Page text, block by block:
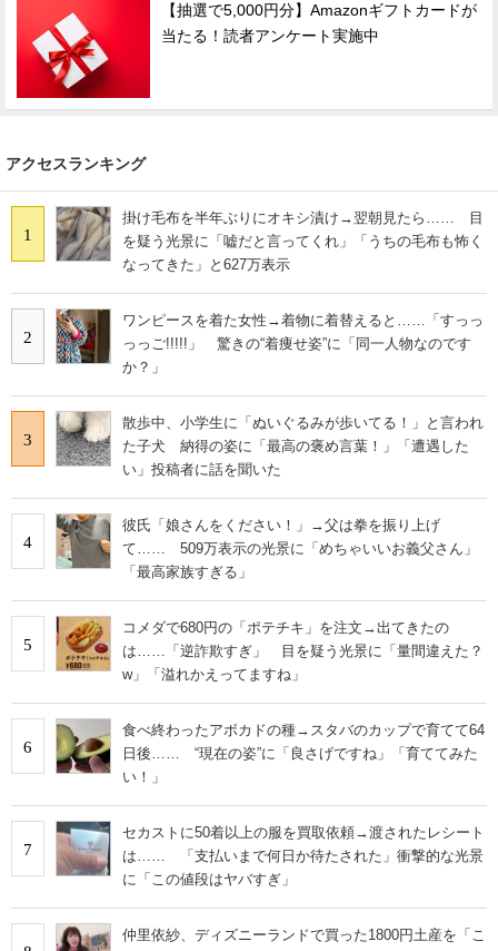
【抽選で5,000円分】Amazonギフトカードが
当たる！読者アンケート実施中
アクセスランキング
1
掛け毛布を半年ぶりにオキシ漬け→翌朝見たら…… 目
を疑う光景に「嘘だと言ってくれ」「うちの毛布も怖く
なってきた」と627万表示
2
ワンピースを着た女性→着物に着替えると……「すっっ
っっご!!!!!」 驚きの“着痩せ姿”に「同一人物なのです
か？」
3
散歩中、小学生に「ぬいぐるみが歩いてる！」と言われ
た子犬 納得の姿に「最高の褒め言葉！」「遭遇した
い」投稿者に話を聞いた
4
彼氏「娘さんをください！」→父は拳を振り上げ
て…… 509万表示の光景に「めちゃいいお義父さん」
「最高家族すぎる」
5
コメダで680円の「ポテチキ」を注文→出てきたの
は……「逆詐欺すぎ」 目を疑う光景に「量間違えた？
w」「溢れかえってますね」
6
食べ終わったアボカドの種→スタバのカップで育てて64
日後…… “現在の姿”に「良さげですね」「育ててみた
い！」
7
セカストに50着以上の服を買取依頼→渡されたレシート
は…… 「支払いまで何日か待たされた」衝撃的な光景
に「この値段はヤバすぎ」
仲里依紗、ディズニーランドで買った1800円土産を「こ